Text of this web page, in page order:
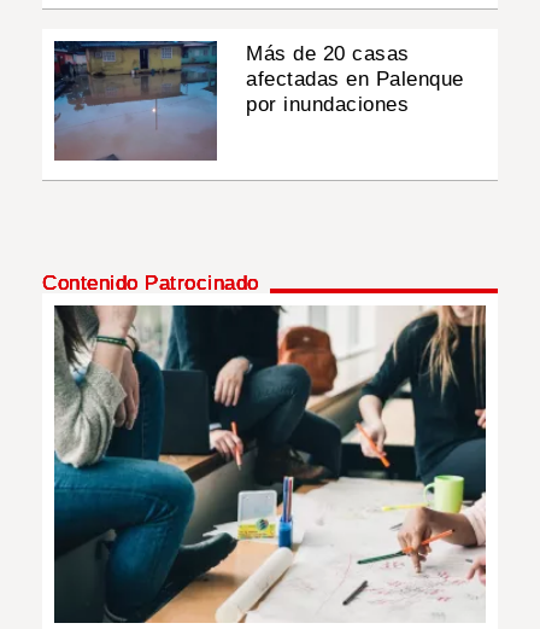
Más de 20 casas
afectadas en Palenque
por inundaciones
Contenido Patrocinado